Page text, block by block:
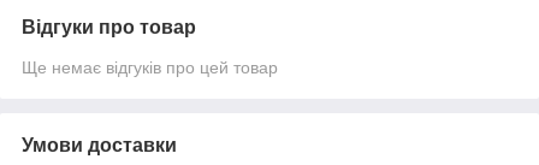
Відгуки про товар
Ще немає відгуків про цей товар
Умови доставки